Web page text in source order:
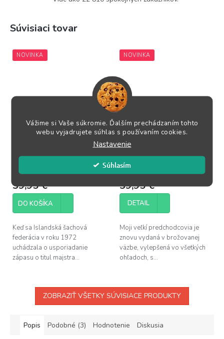
Vážime si Vaše súkromie. Ďalším prechádzaním tohto
webu vyjadrujete súhlas s používaním cookies.
Nastavenie
Súhlasím
Súvisiaci tovar
NOVINKA
The Match of All Time
39,95 €
DO KOŠÍKA
Keď sa Islandská šachová
federácia v roku 1972
uchádzala o usporiadanie
zápasu o titul majstra...
NOVINKA
Garry Kasparov; My
Great Predecessors 2
Momentálne nedostupné
39,95 €
DETAIL
Moji veľkí predchodcovia je
znovu vydaná v brožovanej
väzbe, vylepšená vo všetkých
ohľadoch, s...
ZOBRAZIŤ VŠETKY SÚVISIACE PRODUKTY
Popis Podobné (3) Hodnotenie Diskusia